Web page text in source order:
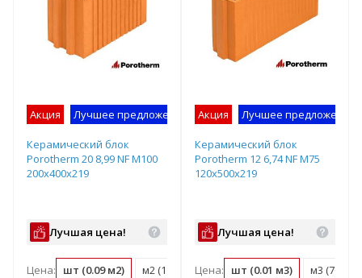
Акция Лучшее предложение
Керамический блок
Porotherm 20 8,99 NF М100
200х400х219
Лучшая цена!
Цена: шт (0.09 м2) м2 (11.4 шт) м3 (57.1 шт) поддон (72
Акция Лучшее предложение
Керамический блок
Porotherm 12 6,74 NF М75
120х500х219
Лучшая цена!
Цена: шт (0.01 м3) м3 (76.1